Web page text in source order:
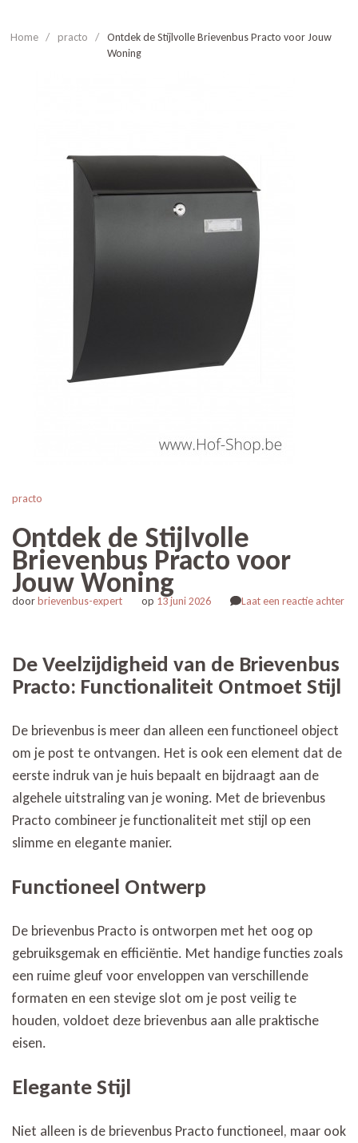
Home / practo /
Ontdek de Stijlvolle Brievenbus Practo voor Jouw
Woning
practo
Ontdek de Stijlvolle
Brievenbus Practo voor
Jouw Woning
doorbrievenbus-expert op 13 juni 2026 Laat een reactie achterop
De Veelzijdigheid van de Brievenbus
Practo: Functionaliteit Ontmoet Stijl
De brievenbus is meer dan alleen een functioneel object
om je post te ontvangen. Het is ook een element dat de
eerste indruk van je huis bepaalt en bijdraagt aan de
algehele uitstraling van je woning. Met de brievenbus
Practo combineer je functionaliteit met stijl op een
slimme en elegante manier.
Functioneel Ontwerp
De brievenbus Practo is ontworpen met het oog op
gebruiksgemak en efficiëntie. Met handige functies zoals
een ruime gleuf voor enveloppen van verschillende
formaten en een stevige slot om je post veilig te
houden, voldoet deze brievenbus aan alle praktische
eisen.
Elegante Stijl
Niet alleen is de brievenbus Practo functioneel, maar ook